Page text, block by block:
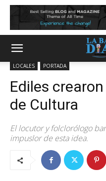
LOCALES PORTADA
Ediles
de Cultura
El locutor y folclorólogo
impuslor de esta idea.